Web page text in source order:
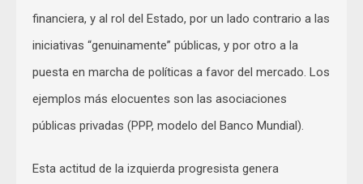
financiera, y al rol del Estado, por un lado contrario a las
iniciativas “genuinamente” públicas, y por otro a la
puesta en marcha de políticas a favor del mercado. Los
ejemplos más elocuentes son las asociaciones
públicas privadas (PPP, modelo del Banco Mundial).
Esta actitud de la izquierda progresista genera